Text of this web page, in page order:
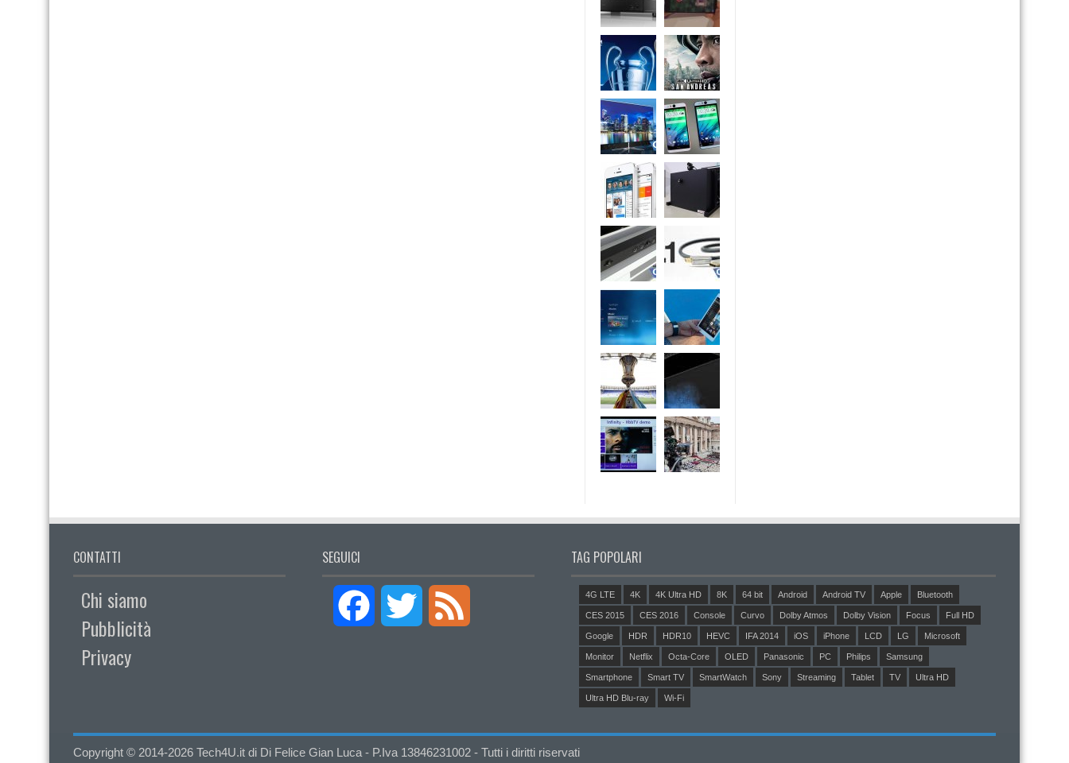
CONTATTI
Chi siamo
Pubblicità
Privacy
SEGUICI
Facebook Twitter
TAG POPOLARI
4G LTE 4K 4K Ultra HD 8K 64 bit Android Android TV Apple Bluetooth
CES 2015 CES 2016 Console Curvo Dolby Atmos Dolby Vision Focus Full HD
Google HDR HDR10 HEVC IFA 2014 iOS iPhone LCD LG Microsoft
Monitor Netflix Octa-Core OLED Panasonic PC Philips Samsung
Smartphone Smart TV SmartWatch Sony Streaming Tablet TV Ultra HD
Ultra HD Blu-ray Wi-Fi
Copyright © 2014-2026 Tech4U.it di Di Felice Gian Luca - P.Iva 13846231002 - Tutti i diritti riservati